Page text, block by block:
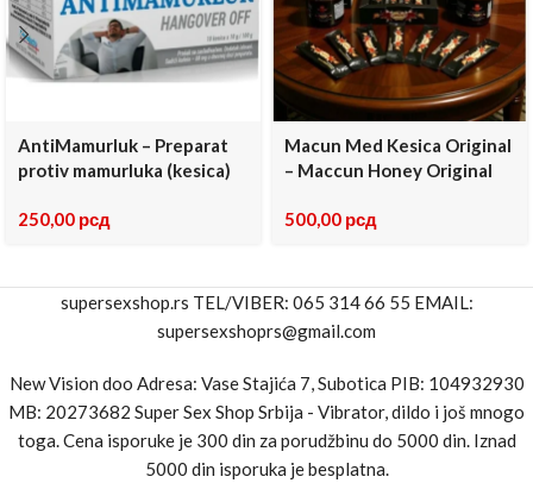
AntiMamurluk – Preparat
protiv mamurluka (kesica)
250,00 рсд
Macun Med Kesica Original
– Maccun Honey Original
500,00 рсд
supersexshop.rs TEL/VIBER: 065 314 66 55 EMAIL:
supersexshoprs@gmail.com
New Vision doo Adresa: Vase Stajića 7, Subotica PIB: 104932930
MB: 20273682 Super Sex Shop Srbija - Vibrator, dildo i još mnogo
toga. Cena isporuke je 300 din za porudžbinu do 5000 din. Iznad
5000 din isporuka je besplatna.